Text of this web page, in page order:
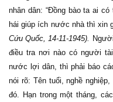
nhân dân: “Đồng bào ta ai
hái giúp ích nước nhà thì xin
Cứu Quốc, 14-11-1945).
điều tra nơi nào có người
nước lợi dân, thì phải báo
nói rõ: Tên tuổi, nghề
đó. Hạn trong một tháng,